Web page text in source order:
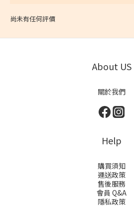
尚未有任何評價
About US
關於我們
Help
購買須知
運送政策
售後服務
會員 Q&A
隱私政策